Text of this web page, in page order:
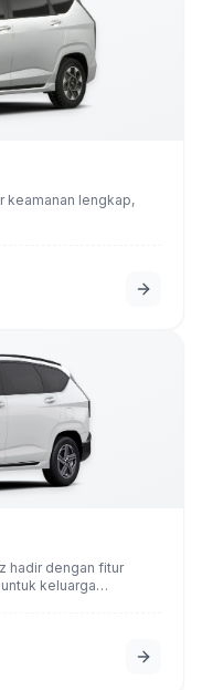
keamanan lengkap,
hadir dengan fitur
keluarga